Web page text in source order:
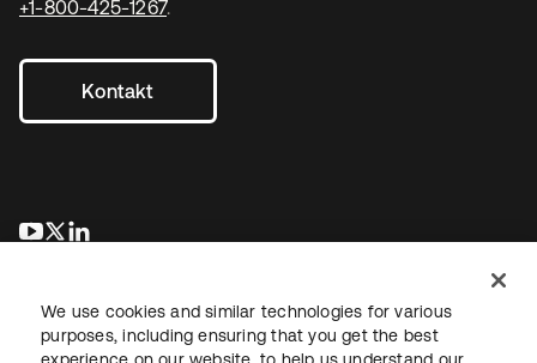
+1-800-425-1267.
Kontakt
wird in einer neuen Registerkarte geöffnet
wird in einer neuen Registerkarte geöffnet
We use cookies and similar technologies for various
purposes, including ensuring that you get the best